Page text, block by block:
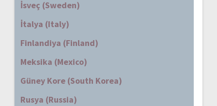
İsveç (Sweden)
İtalya (Italy)
Finlandiya (Finland)
Meksika (Mexico)
Güney Kore (South Korea)
Rusya (Russia)